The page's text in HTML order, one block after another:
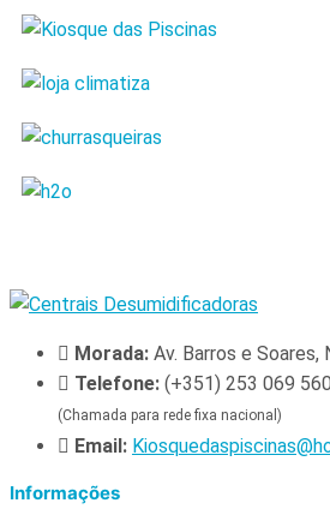
Morada: Av. Barros e Soares,
Telefone: (+351) 253 069 560
(Chamada para rede fixa nacional)
Email:
Informações